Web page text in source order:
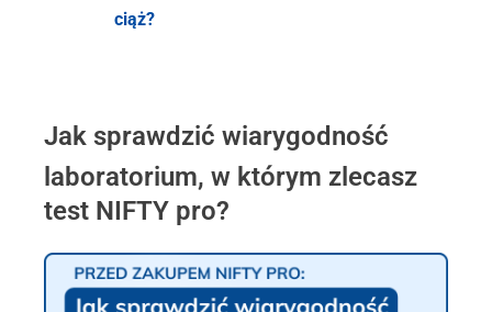
ciąż?
Jak sprawdzić wiarygodność
laboratorium, w którym zlecasz
test NIFTY pro?